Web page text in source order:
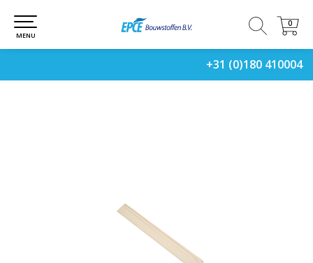
+31 (0)180 410004
0
0
MENU